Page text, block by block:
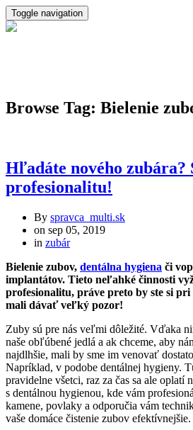
Toggle navigation
Browse Tag: Bielenie
Hľadáte nového zubára?
profesionalitu!
By spravca_multi.sk
on sep 05, 2019
in zubár
Bielenie zubov, dentálna hygiena či
implantátov. Tieto neľahké činnosti
profesionalitu, práve preto by ste si
mali dávať veľký pozor!
Zuby sú pre nás veľmi dôležité. Vďaka
naše obľúbené jedlá a ak chceme, aby
najdlhšie, mali by sme im venovať
Napríklad, v podobe dentálnej hygieny.
pravidelne všetci, raz za čas sa ale
s dentálnou hygienou, kde vám
kamene, povlaky a odporučia vám
vaše domáce čistenie zubov efektívnejšie.